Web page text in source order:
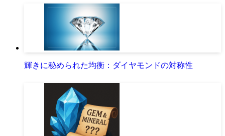
輝きに秘められた均衡：ダイヤモンドの対称性